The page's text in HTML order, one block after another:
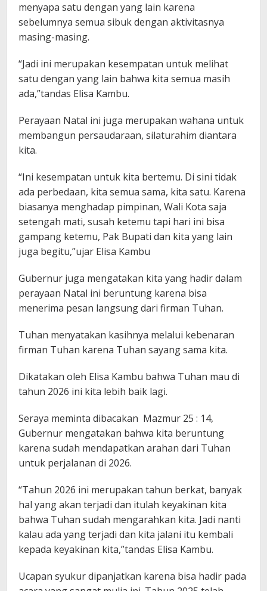
menyapa satu dengan yang lain karena
sebelumnya semua sibuk dengan aktivitasnya
masing-masing.
“Jadi ini merupakan kesempatan untuk melihat
satu dengan yang lain bahwa kita semua masih
ada,”tandas Elisa Kambu.
Perayaan Natal ini juga merupakan wahana untuk
membangun persaudaraan, silaturahim diantara
kita.
“Ini kesempatan untuk kita bertemu. Di sini tidak
ada perbedaan, kita semua sama, kita satu. Karena
biasanya menghadap pimpinan, Wali Kota saja
setengah mati, susah ketemu tapi hari ini bisa
gampang ketemu, Pak Bupati dan kita yang lain
juga begitu,”ujar Elisa Kambu
Gubernur juga mengatakan kita yang hadir dalam
perayaan Natal ini beruntung karena bisa
menerima pesan langsung dari firman Tuhan.
Tuhan menyatakan kasihnya melalui kebenaran
firman Tuhan karena Tuhan sayang sama kita.
Dikatakan oleh Elisa Kambu bahwa Tuhan mau di
tahun 2026 ini kita lebih baik lagi.
Seraya meminta dibacakan Mazmur 25 : 14,
Gubernur mengatakan bahwa kita beruntung
karena sudah mendapatkan arahan dari Tuhan
untuk perjalanan di 2026.
“Tahun 2026 ini merupakan tahun berkat, banyak
hal yang akan terjadi dan itulah keyakinan kita
bahwa Tuhan sudah mengarahkan kita. Jadi nanti
kalau ada yang terjadi dan kita jalani itu kembali
kepada keyakinan kita,”tandas Elisa Kambu.
Ucapan syukur dipanjatkan karena bisa hadir pada